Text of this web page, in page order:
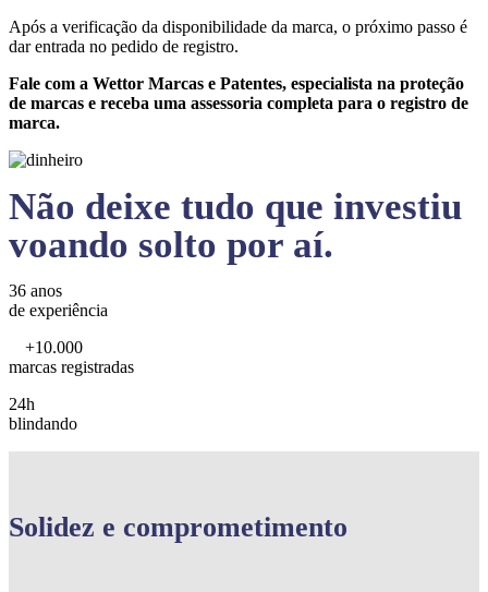
Após a verificação da disponibilidade da marca, o próximo passo é
dar entrada no pedido de registro.
Fale com a Wettor Marcas e Patentes, especialista na proteção
de marcas e receba uma assessoria completa para o registro de
marca.
Não deixe tudo que investiu
voando solto por aí.
36 anos
de experiência
+10.000
marcas registradas
24h
blindando
Solidez e comprometimento